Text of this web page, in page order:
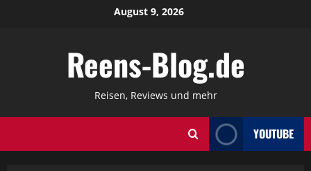
August 9, 2026
Reens-Blog.de
Reisen, Reviews und mehr
YOUTUBE